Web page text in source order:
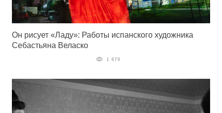
Он рисует «Ладу»: Работы испанского художника
Себастьяна Веласко
1 879